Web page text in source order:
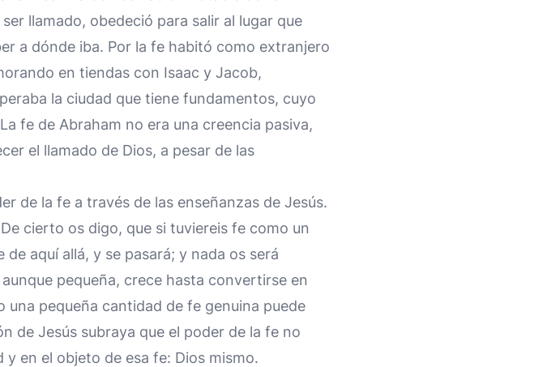
llamado, obedeció para salir al lugar que
a dónde iba. Por la fe habitó como extranjero
en tiendas con Isaac y Jacob,
la ciudad que tiene fundamentos, cuyo
fe de Abraham no era una creencia pasiva,
el llamado de Dios, a pesar de las
de la fe a través de las enseñanzas de Jesús.
cierto os digo, que si tuviereis fe como un
aquí allá, y se pasará; y nada os será
pequeña, crece hasta convertirse en
pequeña cantidad de fe genuina puede
de Jesús subraya que el poder de la fe no
en el objeto de esa fe: Dios mismo.